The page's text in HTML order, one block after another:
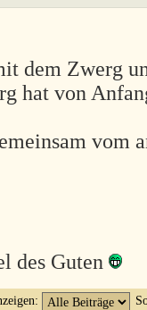
dem Zwerg
hat von
vom
des Guten